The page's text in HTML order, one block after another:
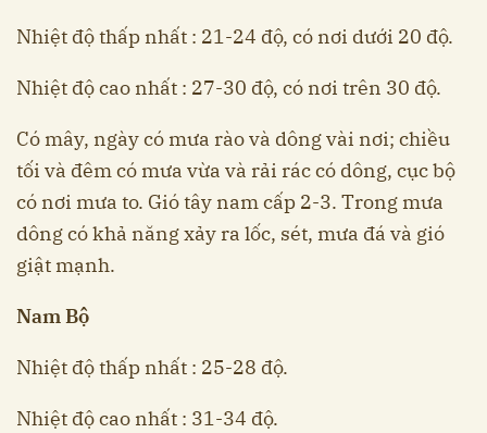
Nhiệt độ thấp nhất : 21-24 độ, có nơi dưới 20 độ.
Nhiệt độ cao nhất : 27-30 độ, có nơi trên 30 độ.
Có mây, ngày có mưa rào và dông vài nơi; chiều
tối và đêm có mưa vừa và rải rác có dông, cục bộ
có nơi mưa to. Gió tây nam cấp 2-3. Trong mưa
dông có khả năng xảy ra lốc, sét, mưa đá và gió
giật mạnh.
Nam Bộ
Nhiệt độ thấp nhất : 25-28 độ.
Nhiệt độ cao nhất : 31-34 độ.